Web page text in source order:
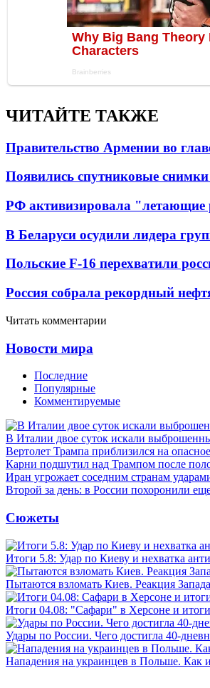
ЧИТАЙТЕ ТАКЖЕ
Правительство Армении во
Появились спутниковые
РФ активизировала
В Беларуси осудили лидера
Польские F-16 перехватили
Россия собрала рекордный
Читать комментарии
Новости мира
Последние
Популярные
Комментируемые
В Италии двое суток искали
Вертолет Трампа приблизился на
Карни подшутил над Трампом после
Иран угрожает соседним странам
Второй за день: в России похоронили
Сюжеты
Итоги 5.8: Удар по Киеву и нехватка
Пытаются взломать Киев. Реакция
Итоги 04.08: "Сафари" в Херсоне и
Удары по России. Чего достигла 40-
Нападения на украинцев в Польше. Как